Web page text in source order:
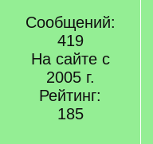
Сообщений:
419
На сайте с
2005 г.
Рейтинг:
185